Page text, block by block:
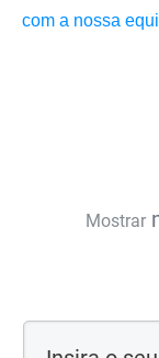
com a nossa
Mostrar